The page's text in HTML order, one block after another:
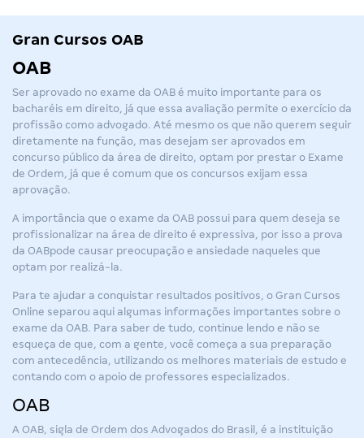
Gran Cursos OAB
OAB
Ser aprovado no exame da OAB é muito importante para os
bacharéis em direito, já que essa avaliação permite o exercício da
profissão como advogado. Até mesmo os que não querem seguir
diretamente na função, mas desejam ser aprovados em
concurso público da área de direito, optam por prestar o Exame
de Ordem, já que é comum que os concursos exijam essa
aprovação.
A importância que o exame da OAB possui para quem deseja se
profissionalizar na área de direito é expressiva, por isso a prova
da OABpode causar preocupação e ansiedade naqueles que
optam por realizá-la.
Para te ajudar a conquistar resultados positivos, o Gran Cursos
Online separou aqui algumas informações importantes sobre o
exame da OAB. Para saber de tudo, continue lendo e não se
esqueça de que, com a gente, você começa a sua preparação
com antecedência, utilizando os melhores materiais de estudo e
contando com o apoio de professores especializados.
OAB
A OAB, sigla de Ordem dos Advogados do Brasil, é a instituição